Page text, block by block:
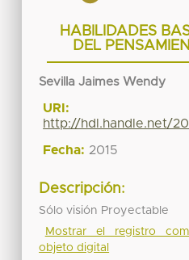
HABILIDADES
DEL
Sevilla Jaimes Wendy
URI:
http://hdl.handle.net/
Fecha: 2015
Descripción:
Sólo visión Proyectable
Mostrar el registro
objeto digital